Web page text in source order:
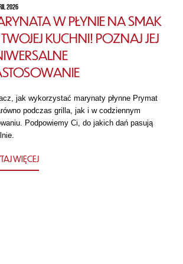
2026
W PŁYNIE NA SMAK
KUCHNI! POZNAJ JEJ
jak wykorzystać marynaty płynne Prymat
podczas grilla, jak i w codziennym
Podpowiemy Ci, do jakich dań pasują
WIĘCEJ